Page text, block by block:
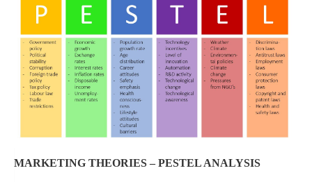
MARKETING THEORIES – PESTEL ANALYSIS